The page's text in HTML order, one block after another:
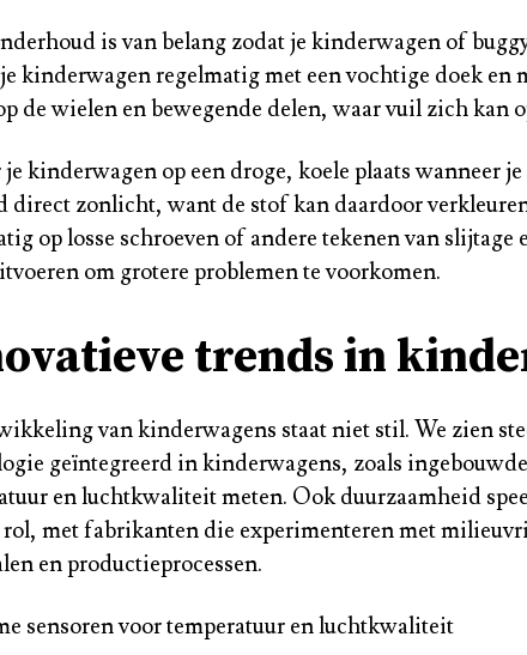
is van belang zodat je kinderwagen of
kinderwagen regelmatig met een vochtige doek en
de wielen en bewegende delen, waar vuil zich kan
je kinderwagen op een droge, koele plaats wanneer
direct zonlicht, want de stof kan daardoor
op losse schroeven of andere tekenen van slijtage
om grotere problemen te voorkomen.
trends in
van kinderwagens staat niet stil. We zien
geïntegreerd in kinderwagens, zoals
en luchtkwaliteit meten. Ook duurzaamheid
rol, met fabrikanten die experimenteren met
en productieprocessen.
sensoren voor temperatuur en luchtkwaliteit